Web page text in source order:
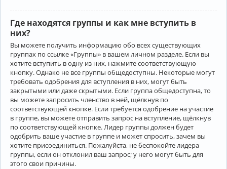
Где находятся группы и как мне вступить в
них?
Вы можете получить информацию обо всех существующих
группах по ссылке «Группы» в вашем личном разделе. Если вы
хотите вступить в одну из них, нажмите соответствующую
кнопку. Однако не все группы общедоступны. Некоторые могут
требовать одобрения для вступления в них, могут быть
закрытыми или даже скрытыми. Если группа общедоступна, то
вы можете запросить членство в ней, щёлкнув по
соответствующей кнопке. Если требуется одобрение на участие
в группе, вы можете отправить запрос на вступление, щёлкнув
по соответствующей кнопке. Лидер группы должен будет
одобрить ваше участие в группе и может спросить, зачем вы
хотите присоединиться. Пожалуйста, не беспокойте лидера
группы, если он отклонил ваш запрос; у него могут быть для
этого свои причины.